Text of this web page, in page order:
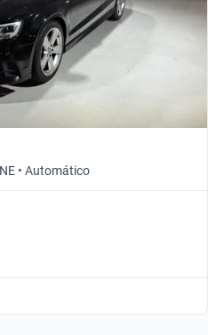
• Automático